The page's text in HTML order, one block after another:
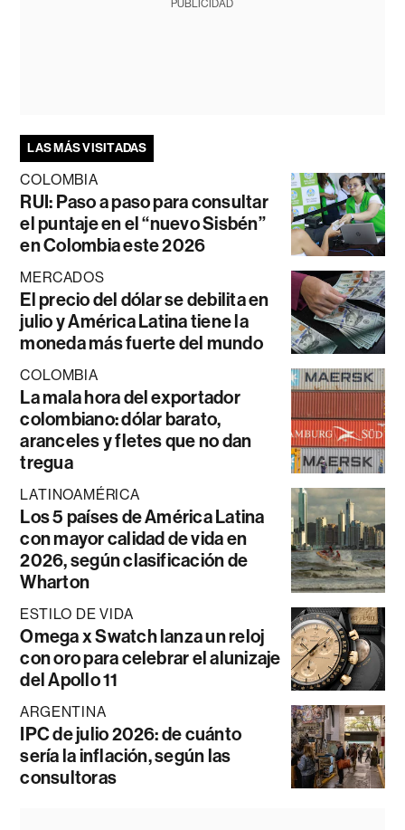
PUBLICIDAD
LAS MÁS VISITADAS
COLOMBIA
RUI: Paso a paso para consultar
el puntaje en el “nuevo Sisbén”
en Colombia este 2026
MERCADOS
El precio del dólar se debilita en
julio y América Latina tiene la
moneda más fuerte del mundo
COLOMBIA
La mala hora del exportador
colombiano: dólar barato,
aranceles y fletes que no dan
tregua
LATINOAMÉRICA
Los 5 países de América Latina
con mayor calidad de vida en
2026, según clasificación de
Wharton
ESTILO DE VIDA
Omega x Swatch lanza un reloj
con oro para celebrar el alunizaje
del Apollo 11
ARGENTINA
IPC de julio 2026: de cuánto
sería la inflación, según las
consultoras